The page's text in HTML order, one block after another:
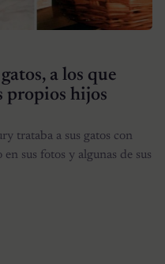
a los que
propios hijos
trataba a sus gatos con
sus fotos y algunas de sus